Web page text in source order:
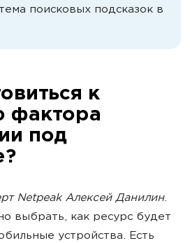
поисковых подсказок в
к
фактора
под
Netpeak Алексей Данилин.
выбрать, как ресурс будет
устройства. Есть